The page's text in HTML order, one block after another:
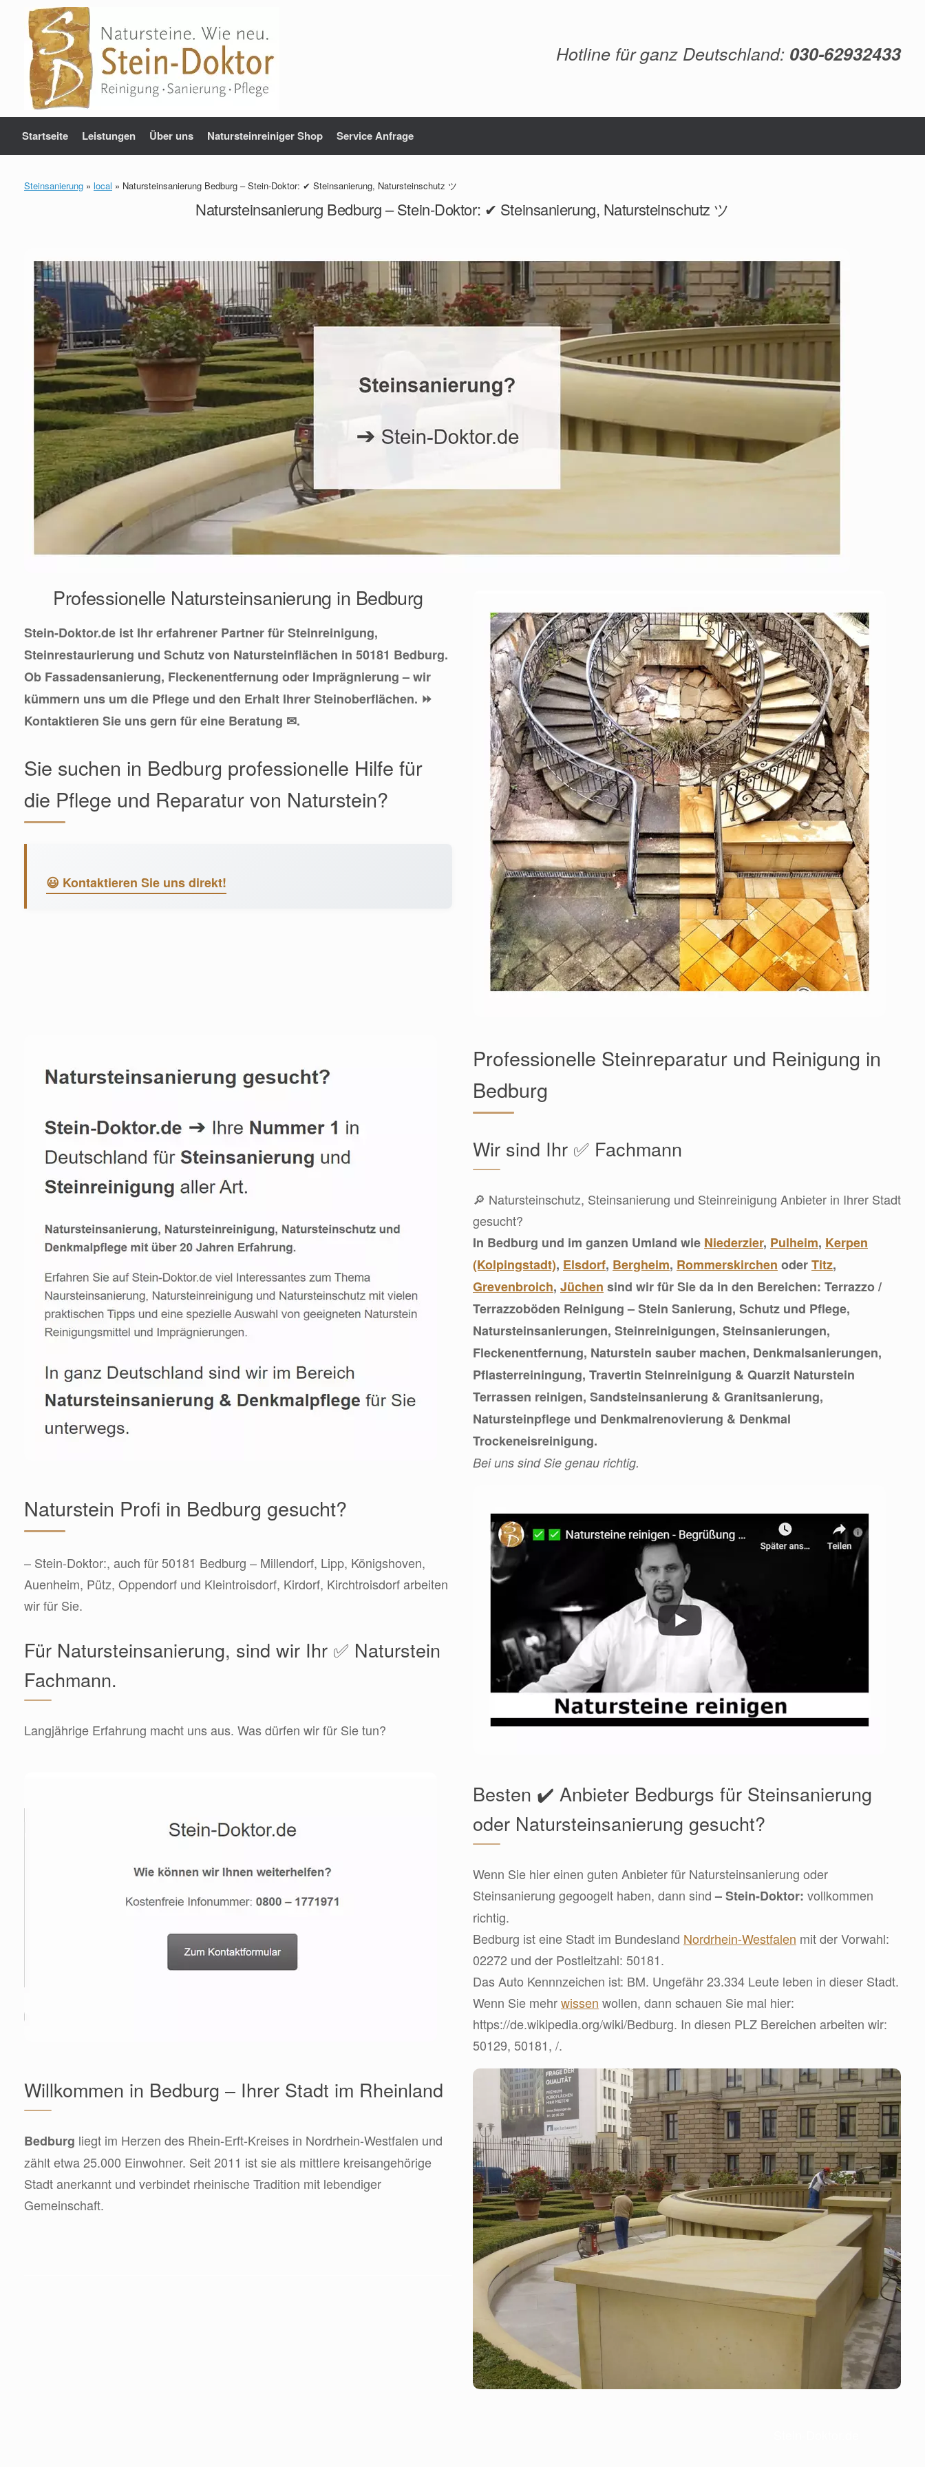
springen
Hotline für ganz Deutschland: 030-62932433
Startseite Leistungen Über uns Natursteinreiniger Shop Service Anfrage
Steinsanierung » local » Natursteinsanierung Bedburg – Stein-Doktor: ✔ Steinsanierung, Natursteinschutz ツ
Natursteinsanierung Bedburg – Stein-Doktor: ✔ Steinsanierung, Natursteinschutz ツ
Professionelle Natursteinsanierung in Bedburg
Stein-Doktor.de ist Ihr erfahrener Partner für Steinreinigung,
Steinrestaurierung und Schutz von Natursteinflächen in 50181 Bedburg.
Ob Fassadensanierung, Fleckenentfernung oder Imprägnierung – wir
kümmern uns um die Pflege und den Erhalt Ihrer Steinoberflächen. ⏩
Kontaktieren Sie uns gern für eine Beratung ✉.
Sie suchen in Bedburg professionelle Hilfe für
die Pflege und Reparatur von Naturstein?
😃 Kontaktieren Sie uns direkt!
Professionelle Steinreparatur und Reinigung in
Bedburg
Wir sind Ihr ✅ Fachmann
🔎 Natursteinschutz, Steinsanierung und Steinreinigung Anbieter in Ihrer Stadt
gesucht?
In Bedburg und im ganzen Umland wie Niederzier, Pulheim, Kerpen
(Kolpingstadt), Elsdorf, Bergheim, Rommerskirchen oderTitz,
Grevenbroich, Jüchen sind wir für Sie da in den Bereichen: Terrazzo /
Terrazzoböden Reinigung – Stein Sanierung, Schutz und Pflege,
Natursteinsanierungen, Steinreinigungen, Steinsanierungen,
Fleckenentfernung, Naturstein sauber machen, Denkmalsanierungen,
Pflasterreiningung, Travertin Steinreinigung & Quarzit Naturstein
Terrassen reinigen, Sandsteinsanierung & Granitsanierung,
Natursteinpflege und Denkmalrenovierung & Denkmal
Trockeneisreinigung.
Bei uns sind Sie genau richtig.
Naturstein Profi in Bedburg gesucht?
– Stein-Doktor:, auch für 50181 Bedburg – Millendorf, Lipp, Königshoven,
Auenheim, Pütz, Oppendorf und Kleintroisdorf, Kirdorf, Kirchtroisdorf arbeiten
wir für Sie.
Für Natursteinsanierung, sind wir Ihr ✅ Naturstein
Fachmann.
Langjährige Erfahrung macht uns aus. Was dürfen wir für Sie tun?
Besten ✔️ Anbieter Bedburgs für Steinsanierung
oder Natursteinsanierung gesucht?
Wenn Sie hier einen guten Anbieter für Natursteinsanierung oder
Steinsanierung gegoogelt haben, dann sind– Stein-Doktor: vollkommen
richtig.
Bedburg ist eine Stadt im Bundesland Nordrhein-Westfalen mit der Vorwahl:
02272 und der Postleitzahl: 50181.
Das Auto Kennnzeichen ist: BM. Ungefähr 23.334 Leute leben in dieser Stadt.
Wenn Sie mehrwissen wollen, dann schauen Sie mal hier:
https://de.wikipedia.org/wiki/Bedburg. In diesen PLZ Bereichen arbeiten wir:
50129, 50181, /.
Willkommen in Bedburg – Ihrer Stadt im Rheinland
Bedburg liegt im Herzen des Rhein-Erft-Kreises in Nordrhein-Westfalen und
zählt etwa 25.000 Einwohner. Seit 2011 ist sie als mittlere kreisangehörige
Stadt anerkannt und verbindet rheinische Tradition mit lebendiger
Gemeinschaft.